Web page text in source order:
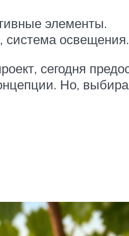
элементы.
система освещения.
сегодня
Но,